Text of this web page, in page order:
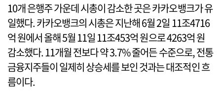
10개 은행주 가운데 시총이 감소한 곳은 카카오뱅크가 유
일했다. 카카오뱅크의 시총은 지난해 6월 2일 11조4716
억 원에서 올해 5월 11일 11조453억 원으로 4263억 원
감소했다. 11개월 전보다 약 3.7% 줄어든 수준으로, 전통
금융지주들이 일제히 상승세를 보인 것과는 대조적인 흐
름이다.